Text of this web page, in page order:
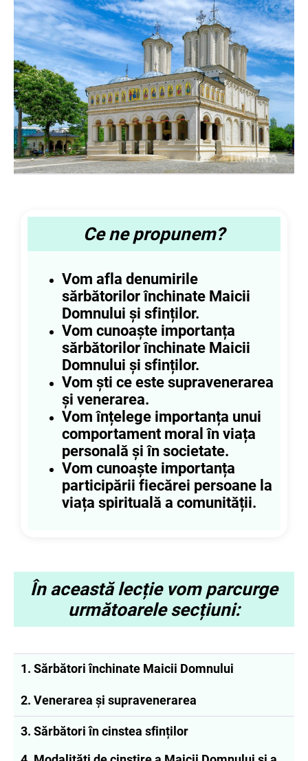
Ce ne propunem?
Vom afla denumirile
sărbătorilor închinate Maicii
Domnului și sfinților.
Vom cunoaște importanța
sărbătorilor închinate Maicii
Domnului și sfinților.
Vom ști ce este supravenerarea
și venerarea.
Vom înțelege importanța unui
comportament moral în viața
personală și în societate.
Vom cunoaște importanța
participării fiecărei persoane la
viața spirituală a comunității.
În această lecție vom parcurge
următoarele secțiuni:
1. Sărbători închinate Maicii Domnului
2. Venerarea și supravenerarea
3. Sărbători în cinstea sfinților